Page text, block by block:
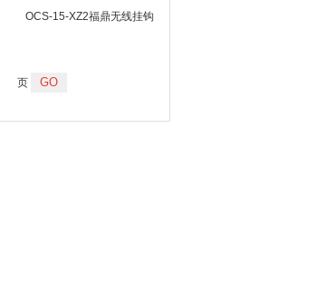
OCS-15-XZ2福鼎无线挂钩
页